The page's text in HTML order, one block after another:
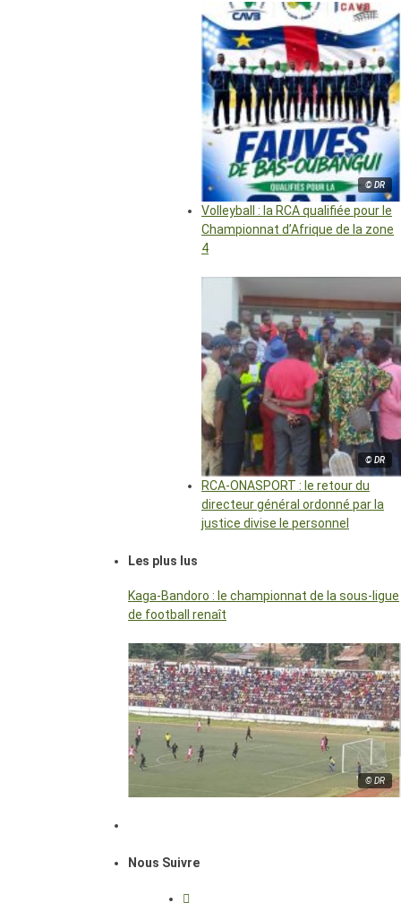
© DR
Volleyball : la RCA qualifiée pour le
Championnat d’Afrique de la zone
4
© DR
RCA-ONASPORT : le retour du
directeur général ordonné par la
justice divise le personnel
Les plus lus
Kaga-Bandoro : le championnat de la sous-ligue
de football renaît
© DR
Nous Suivre